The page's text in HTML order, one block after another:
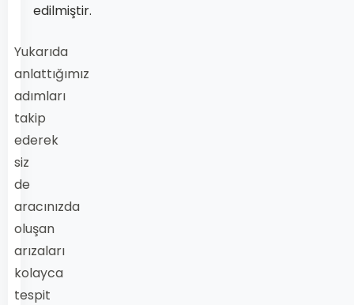
edilmiştir.
Yukarıda
anlattığımız
adımları
takip
ederek
siz
de
aracınızda
oluşan
arızaları
kolayca
tespit